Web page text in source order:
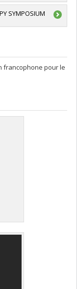
SYMPOSIUM
francophone pour le